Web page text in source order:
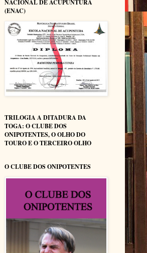
NACIONAL DE ACUPUNTURA
(ENAC)
TRILOGIA A DITADURA DA
TOGA: O CLUBE DOS
ONIPOTENTES, O OLHO DO
TOURO E O TERCEIRO OLHO
O CLUBE DOS ONIPOTENTES